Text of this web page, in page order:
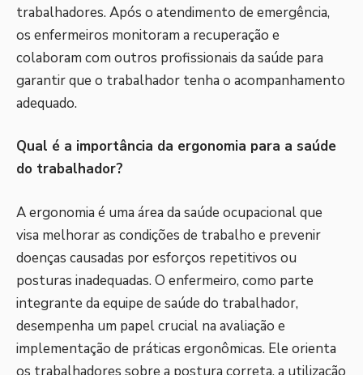
trabalhadores. Após o atendimento de emergência,
os enfermeiros monitoram a recuperação e
colaboram com outros profissionais da saúde para
garantir que o trabalhador tenha o acompanhamento
adequado.
Qual é a importância da ergonomia para a saúde
do trabalhador?
A ergonomia é uma área da saúde ocupacional que
visa melhorar as condições de trabalho e prevenir
doenças causadas por esforços repetitivos ou
posturas inadequadas. O enfermeiro, como parte
integrante da equipe de saúde do trabalhador,
desempenha um papel crucial na avaliação e
implementação de práticas ergonômicas. Ele orienta
os trabalhadores sobre a postura correta, a utilização